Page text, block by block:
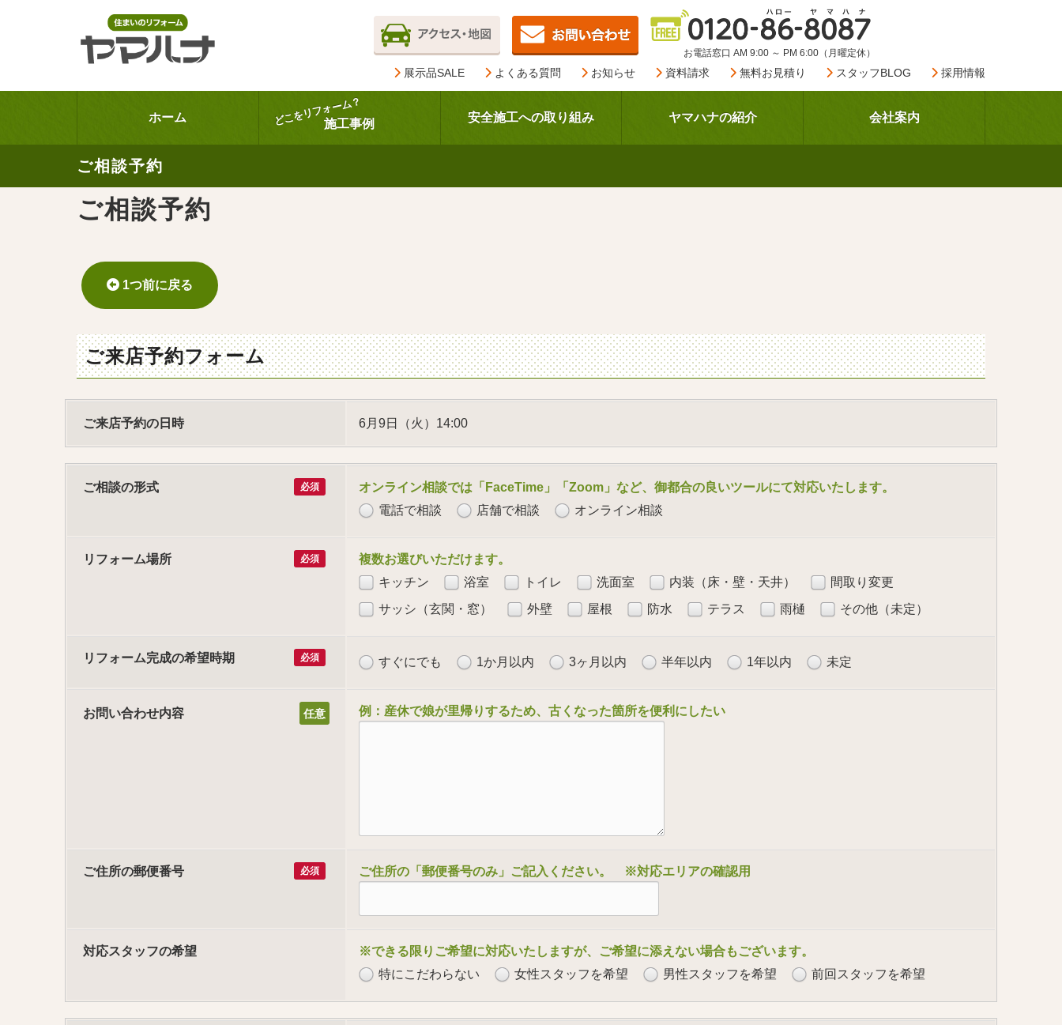
お電話窓口 AM 9:00 ～ PM 6:00（月曜定休）
展示品SALE よくある質問 お知らせ 資料請求 無料お見積り スタッフBLOG 採用情報
ホーム どこをリフォーム？
施工事例 安全施工への取り組み ヤマハナの紹介 会社案内
ご相談予約
ご相談予約
1つ前に戻る
ご来店予約フォーム
ご来店予約の日時 6月9日（火）14:00
ご相談の形式 必須
オンライン相談では「FaceTime」「Zoom」など、御都合の良いツールにて対応いたします。
電話で相談
店舗で相談 オンライン相談
リフォーム場所 必須
複数お選びいただけます。
キッチン
浴室 トイレ 洗面室 内装（床・壁・天井）
間取り変更
サッシ（玄関・窓）
外壁 屋根 防水 テラス 雨樋 その他（未定）
リフォーム完成の希望時期 必須 すぐにでも 1か月以内 3ヶ月以内 半年以内 1年以内 未定
お問い合わせ内容 例：産休で娘が里帰りするため、古くなった箇所を便利にしたい
ご住所の郵便番号 必須 ご住所の「郵便番号のみ」ご記入ください。 ※対応エリアの確認用
対応スタッフの希望
※できる限りご希望に対応いたしますが、ご希望に添えない場合もございます。
特にこだわらない
女性スタッフを希望 男性スタッフを希望 前回スタッフを希望